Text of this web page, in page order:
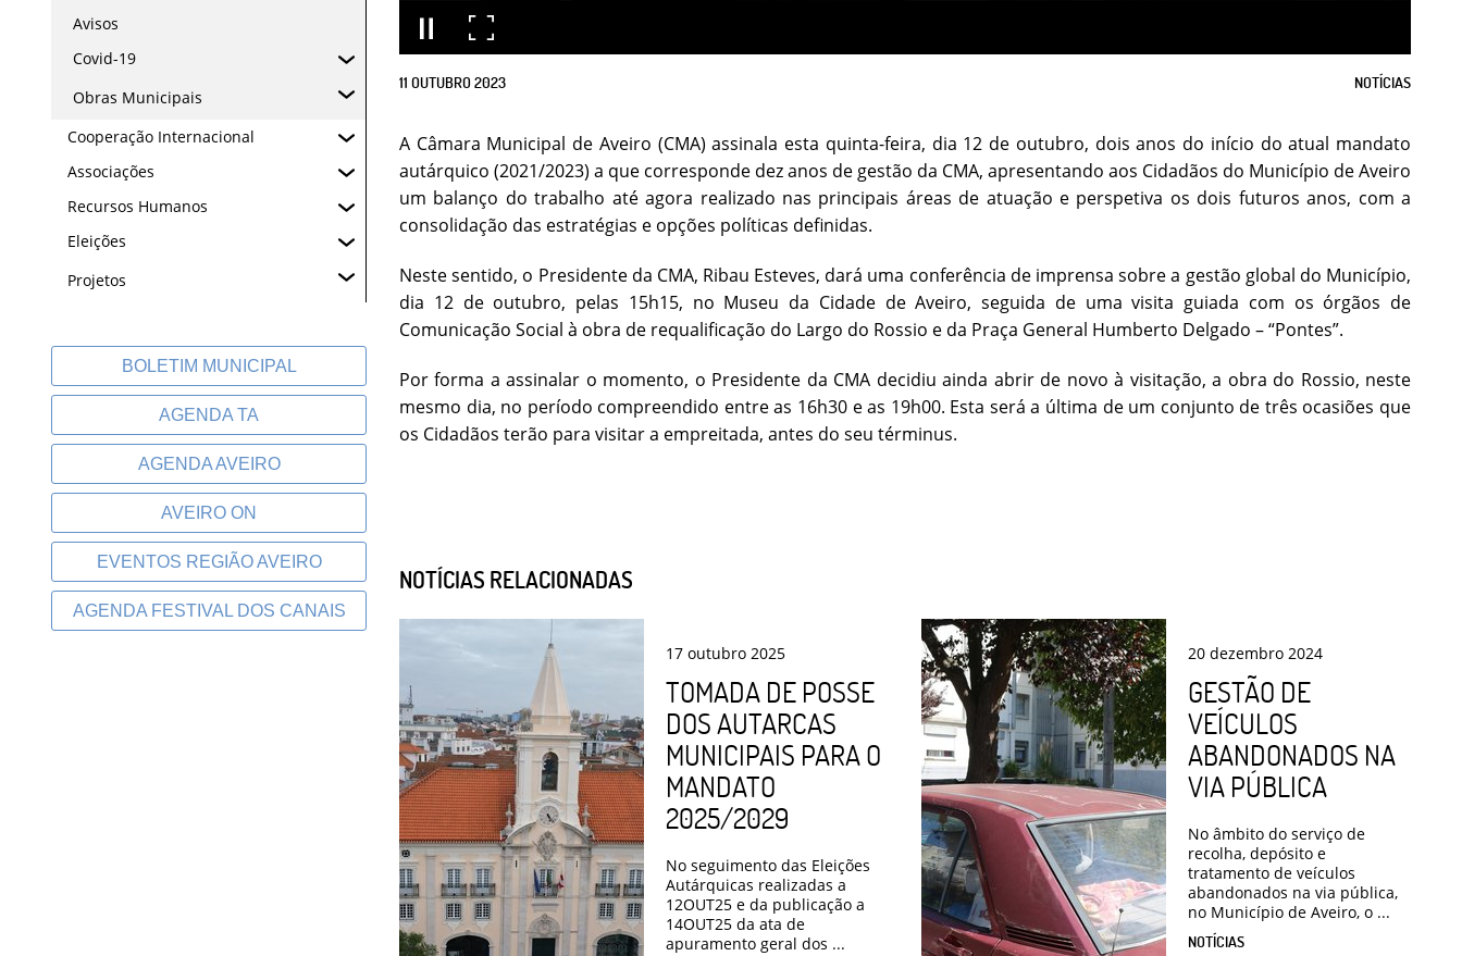
Avisos
Covid-19
Obras Municipais
Cooperação Internacional
Associações
Recursos Humanos
Eleições
Projetos
BOLETIM MUNICIPAL
AGENDA TA
AGENDA AVEIRO
AVEIRO ON
EVENTOS REGIÃO AVEIRO
AGENDA FESTIVAL DOS CANAIS
11 OUTUBRO2023 NOTÍCIAS
A Câmara Municipal de Aveiro (CMA) assinala esta quinta-feira, dia 12 de outubro, dois anos do início do atual mandato
autárquico (2021/2023) a que corresponde dez anos de gestão da CMA, apresentando aos Cidadãos do Município de Aveiro
um balanço do trabalho até agora realizado nas principais áreas de atuação e perspetiva os dois futuros anos, com a
consolidação das estratégias e opções políticas definidas.
Neste sentido, o Presidente da CMA, Ribau Esteves, dará uma conferência de imprensa sobre a gestão global do Município,
dia 12 de outubro, pelas 15h15, no Museu da Cidade de Aveiro, seguida de uma visita guiada com os órgãos de
Comunicação Social à obra de requalificação do Largo do Rossio e da Praça General Humberto Delgado – “Pontes”.
Por forma a assinalar o momento, o Presidente da CMA decidiu ainda abrir de novo à visitação, a obra do Rossio, neste
mesmo dia, no período compreendido entre as 16h30 e as 19h00. Esta será a última de um conjunto de três ocasiões que
os Cidadãos terão para visitar a empreitada, antes do seu términus.
NOTÍCIAS RELACIONADAS
17 outubro 2025
TOMADA DE POSSE
DOS AUTARCAS
MUNICIPAIS PARA O
MANDATO
2025/2029
No seguimento das Eleições
Autárquicas realizadas a
12OUT25 e da publicação a
14OUT25 da ata de
apuramento geral dos ...
20 dezembro 2024
GESTÃO DE
VEÍCULOS
ABANDONADOS NA
VIA PÚBLICA
No âmbito do serviço de
recolha, depósito e
tratamento de veículos
abandonados na via pública,
no Município de Aveiro, o ...
NOTÍCIAS